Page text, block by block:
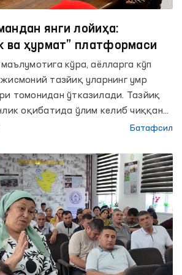
янги лойиҳа:
ва ҳурмат” платформаси
кўра, аёлларга кўп
тазйиқ уларнинг умр
томонидан ўтказилади. Тазйиқ
оқибатида ўлим келиб чиққан
38 фоизида унинг турмуш ўртоғи
бўлиши таъкидланган.
Батафсил